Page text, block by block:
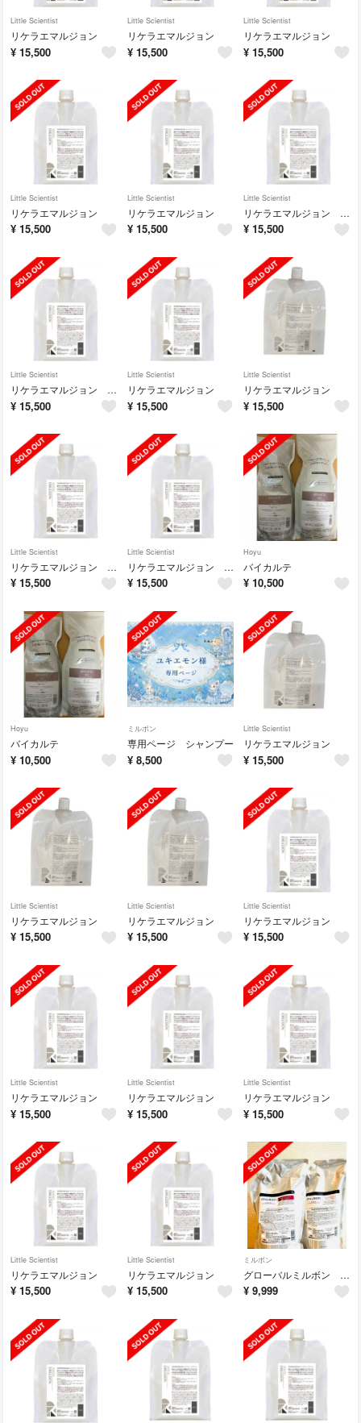
Little Scientist
リケラエマルジョン
¥ 15,500
Little Scientist
リケラエマルジョン
¥ 15,500
Little Scientist
リケラエマルジョン
¥ 15,500
Little Scientist
リケラエマルジョン
¥ 15,500
Little Scientist
リケラエマルジョン
¥ 15,500
Little Scientist
リケラエマルジョン 1000g
¥ 15,500
Little Scientist
リケラエマルジョン 1000
¥ 15,500
Little Scientist
リケラエマルジョン
¥ 15,500
Little Scientist
リケラエマルジョン
¥ 15,500
Little Scientist
リケラエマルジョン 1000g
¥ 15,500
Little Scientist
リケラエマルジョン 1000g
¥ 15,500
Hoyu
バイカルテ
¥ 10,500
Hoyu
バイカルテ
¥ 10,500
ミルボン
専用ページ シャンプー
¥ 8,500
Little Scientist
リケラエマルジョン
¥ 15,500
Little Scientist
リケラエマルジョン
¥ 15,500
Little Scientist
リケラエマルジョン
¥ 15,500
Little Scientist
リケラエマルジョン
¥ 15,500
Little Scientist
リケラエマルジョン
¥ 15,500
Little Scientist
リケラエマルジョン
¥ 15,500
Little Scientist
リケラエマルジョン
¥ 15,500
Little Scientist
リケラエマルジョン
¥ 15,500
Little Scientist
リケラエマルジョン
¥ 15,500
ミルボン
グローバルミルボン リストラティブ リペア
¥ 9,999